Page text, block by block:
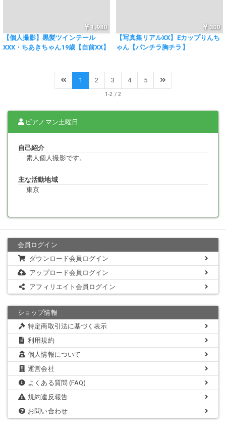
1,980
【個人撮影】黒髪ツインテール
XXX・ちあきちゃん19歳【自前XX】
300
【写真集リアルXX】Eカップりんち
ゃん【パンチラ胸チラ】
1 2 3 4 5
1-2 / 2
ピアノマン土曜日
自己紹介
素人個人撮影です。
主な活動地域
東京
会員ログイン
ダウンロード会員ログイン
アップロード会員ログイン
アフィリエイト会員ログイン
ショップ情報
特定商取引法に基づく表示
利用規約
個人情報について
運営会社
よくある質問 (FAQ)
規約違反報告
お問い合わせ